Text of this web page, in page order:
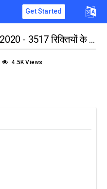
Get Started
IBPS CRP PO/MT-X भर्ती 2020 - 3517 रिक्तियों के लिए ऑनलाइन आवेदन!!
4.5K Views